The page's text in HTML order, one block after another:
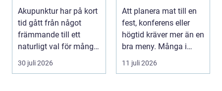
kinesisk medicin
möter modern
vardag
Akupunktur har på kort
tid gått från något
främmande till ett
naturligt val för många
som söker lind...
30 juli 2026
lyckade event
Att planera mat till en
fest, konferens eller
högtid kräver mer än en
bra meny. Många i
Malmö väljer...
11 juli 2026